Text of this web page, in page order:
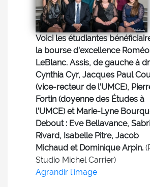
Voici les étudiantes
la bourse d’excellence
LeBlanc. Assis, de gauche à
Cynthia Cyr, Jacques Paul
(vice-recteur de l’UMCE),
Fortin (doyenne des Études à
l’UMCE) et Marie-Lyne
Debout : Eve Bellavance,
Rivard, Isabelle Pitre, Jacob
Michaud et Dominique Arpin.
Studio Michel Carrier)
Agrandir l'image